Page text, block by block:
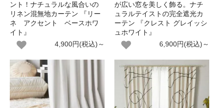
ント！ナチュラルな風合いの
リネン混無地カーテン 『リー
ネ アクセント ベースホワ
イト』
4,900円(税込)～
が広い窓を美しく飾る。ナチ
ュラルテイストの完全遮光カ
ーテン 『クレスト グレイッシ
ュホワイト』
6,900円(税込)～